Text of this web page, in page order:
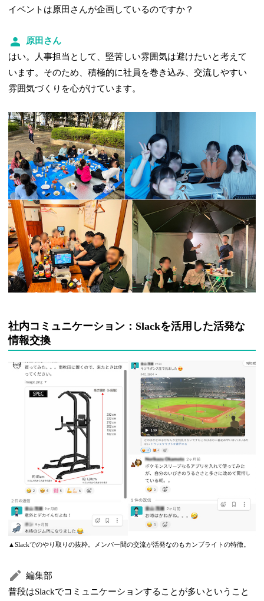
イベントは原田さんが企画しているのですか？
原田さん
はい。人事担当として、堅苦しい雰囲気は避けたいと考えて
います。そのため、積極的に社員を巻き込み、交流しやすい
雰囲気づくりを心がけています。
社内コミュニケーション：Slackを活用した活発な
情報交換
▲Slackでのやり取りの抜粋。メンバー間の交流が活発なのもカンブライトの特徴。
編集部
普段はSlackでコミュニケーションすることが多いということ